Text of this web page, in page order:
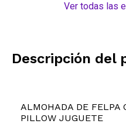
Ver todas las
Descripción del
ALMOHADA DE FELPA
PILLOW JUGUETE